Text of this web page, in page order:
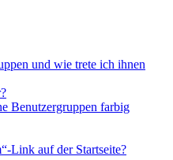
und wie trete ich ihnen
Benutzergruppen farbig
Link auf der Startseite?